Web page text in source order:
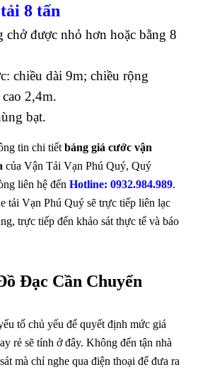
8 tấn
chở được nhỏ hơn hoặc bằng 8
chiều dài 9m; chiều rộng
2,4m.
bạt.
tin chi tiết bảng giá cước vận
của Vận Tải Vạn Phú Quý, Quý
liên hệ đến Hotline: 0932.984.989.
tải Vạn Phú Quý sẽ trực tiếp liên lạc
trực tiếp đến khảo sát thực tế và báo
Đạc Cần Chuyển
tố chủ yếu để quyết định mức giá
rẻ sẽ tính ở đây. Không đến tận nhà
mà chỉ nghe qua điện thoại để đưa ra